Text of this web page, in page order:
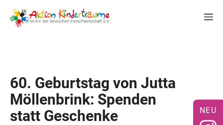
Inhalt
springen
60. Geburtstag von Jutta
Möllenbrink: Spenden
statt Geschenke